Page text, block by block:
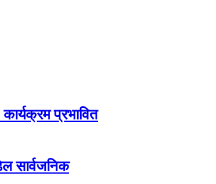
प्रभावित
सार्वजनिक